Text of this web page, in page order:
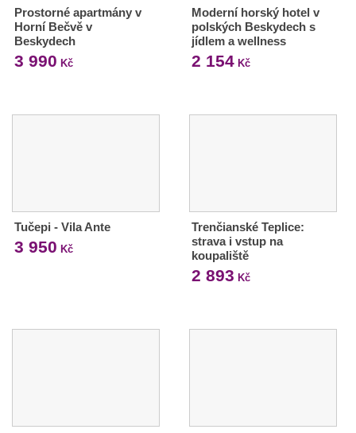
Prostorné apartmány v
Horní Bečvě v
Beskydech
3 990 Kč
Moderní horský hotel v
polských Beskydech s
jídlem a wellness
2 154Kč
Tučepi - Vila Ante
3 950 Kč
Trenčianské Teplice:
strava i vstup na
koupaliště
2 893 Kč